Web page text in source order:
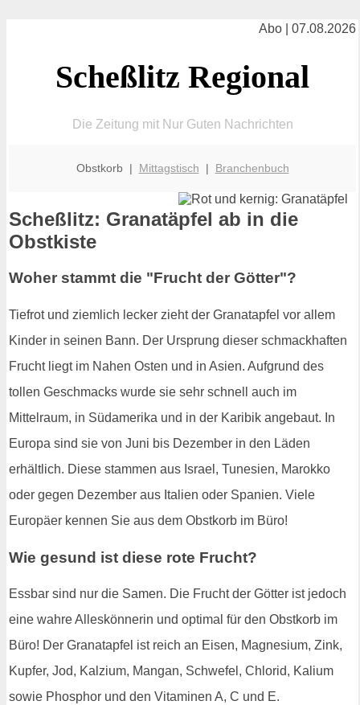
Abo | 07.08.2026
Scheßlitz Regional
Die Zeitung mit Nur Guten Nachrichten
Obstkorb | Mittagstisch | Branchenbuch
Scheßlitz: Granatäpfel ab in die
Obstkiste
Woher stammt die "Frucht der Götter"?
Tiefrot und ziemlich lecker zieht der Granatapfel vor allem
Kinder in seinen Bann. Der Ursprung dieser schmackhaften
Frucht liegt im Nahen Osten und in Asien. Aufgrund des
tollen Geschmacks wurde sie sehr schnell auch im
Mittelraum, in Südamerika und in der Karibik angebaut. In
Europa sind sie von Juni bis Dezember in den Läden
erhältlich. Diese stammen aus Israel, Tunesien, Marokko
oder gegen Dezember aus Italien oder Spanien. Viele
Europäer kennen Sie aus dem Obstkorb im Büro!
Wie gesund ist diese rote Frucht?
Essbar sind nur die Samen. Die Frucht der Götter ist jedoch
eine wahre Alleskönnerin und optimal für den Obstkorb im
Büro! Der Granatapfel ist reich an Eisen, Magnesium, Zink,
Kupfer, Jod, Kalzium, Mangan, Schwefel, Chlorid, Kalium
sowie Phosphor und den Vitaminen A, C und E.